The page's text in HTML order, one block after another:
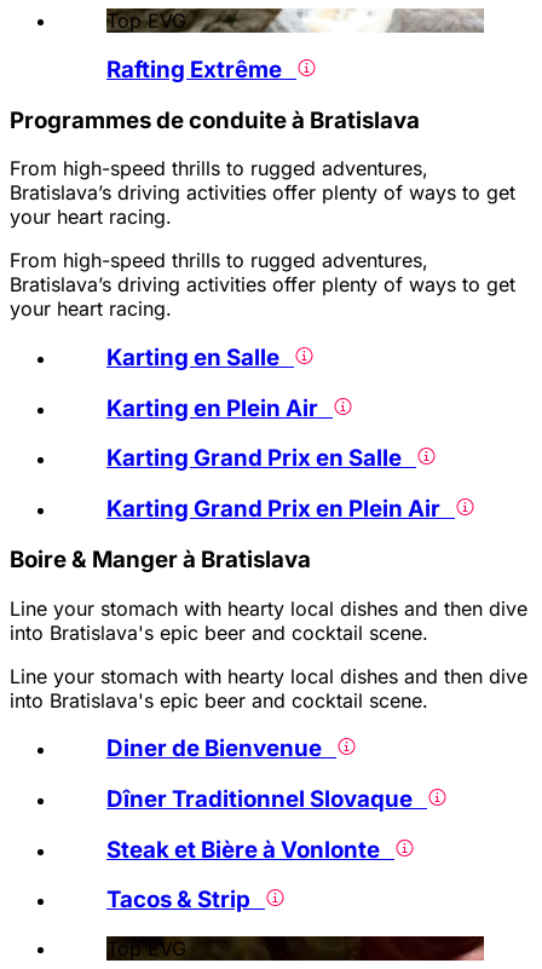
Top EVG
Rafting Extrême
Programmes de conduite à Bratislava
From high-speed thrills to rugged adventures,
Bratislava’s driving activities offer plenty of ways to get
your heart racing.
From high-speed thrills to rugged adventures,
Bratislava’s driving activities offer plenty of ways to get
your heart racing.
Karting en Salle
Karting en Plein Air
Karting Grand Prix en Salle
Karting Grand Prix en Plein Air
Boire & Manger à Bratislava
Line your stomach with hearty local dishes and then dive
into Bratislava's epic beer and cocktail scene.
Line your stomach with hearty local dishes and then dive
into Bratislava's epic beer and cocktail scene.
Diner de Bienvenue
Dîner Traditionnel Slovaque
Steak et Bière à Vonlonte
Tacos & Strip
Top EVG